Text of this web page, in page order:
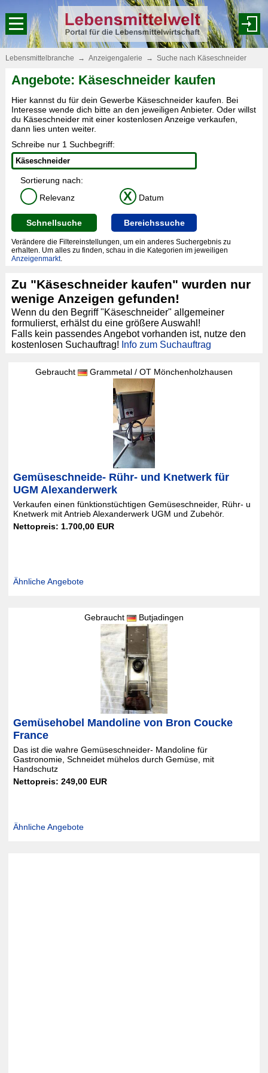
Lebensmittelbranche → Anzeigengalerie → Suche nach Käseschneider
Angebote: Käseschneider kaufen
Hier kannst du für dein Gewerbe Käseschneider kaufen. Bei
Interesse wende dich bitte an den jeweiligen Anbieter. Oder willst
du Käseschneider mit einer kostenlosen Anzeige verkaufen,
dann lies unten weiter.
Schreibe nur 1 Suchbegriff:
Sortierung nach:
Relevanz
X Datum
Schnellsuche Bereichssuche
Verändere die Filtereinstellungen, um ein anderes Suchergebnis zu
erhalten. Um alles zu finden, schau in die Kategorien im jeweiligen
Anzeigenmarkt.
Zu "Käseschneider kaufen" wurden nur
wenige Anzeigen gefunden!
Wenn du den Begriff "Käseschneider" allgemeiner
formulierst, erhälst du eine größere Auswahl!
Falls kein passendes Angebot vorhanden ist, nutze den
kostenlosen Suchauftrag! Info zum Suchauftrag
Gebraucht Grammetal / OT Mönchenholzhausen
Gemüseschneide- Rühr- und Knetwerk für
UGM Alexanderwerk
Verkaufen einen fünktionstüchtigen Gemüseschneider, Rühr- u
Knetwerk mit Antrieb Alexanderwerk UGM und Zubehör.
Nettopreis: 1.700,00 EUR
Ähnliche Angebote
Gebraucht Butjadingen
Gemüsehobel Mandoline von Bron Coucke
France
Das ist die wahre Gemüseschneider- Mandoline für
Gastronomie, Schneidet mühelos durch Gemüse, mit
Handschutz
Nettopreis: 249,00 EUR
Ähnliche Angebote